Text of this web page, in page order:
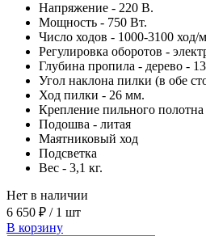
Напряжение - 220 В.
Мощность - 750 Вт.
Число ходов - 1000-3100 ход/
Регулировка оборотов -
Глубина пропила - дерево -
Угол наклона пилки (в обе
Ход пилки - 26 мм.
Крепление пильного
Подошва - литая
Маятниковый ход
Подсветка
Вес - 3,1 кг.
Нет в наличии
6 650 ₽ / 1 шт
В корзину